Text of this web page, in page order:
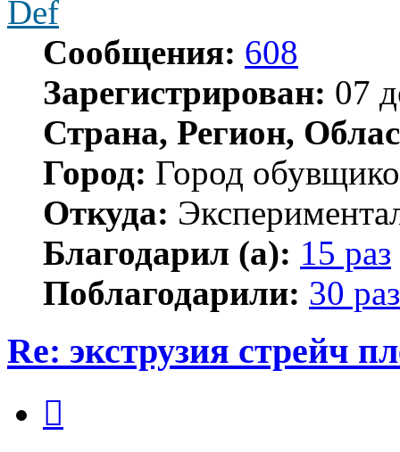
Def
Сообщения: 608
Зарегистрирован: 07
Страна, Регион,
Город: Город
Откуда:
Благодарил (а): 15 раз
Поблагодарили: 30 раз
Re: экструзия стрейч